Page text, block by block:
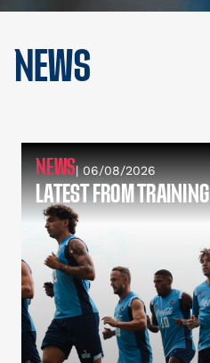
NEWS
NEWS| 06/08/2026
LATEST FROM TRAINING